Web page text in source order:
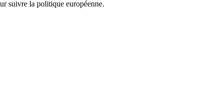
suivre la politique européenne.